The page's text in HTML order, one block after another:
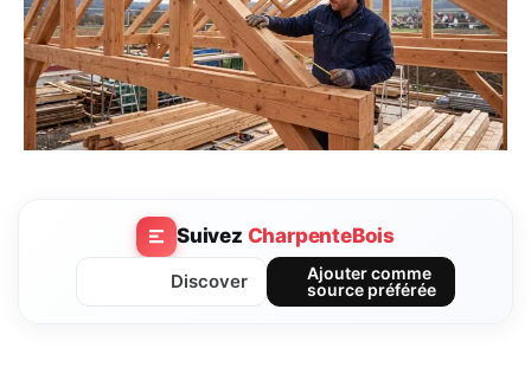
Suivez CharpenteBois
Discover
Ajouter comme
source préférée